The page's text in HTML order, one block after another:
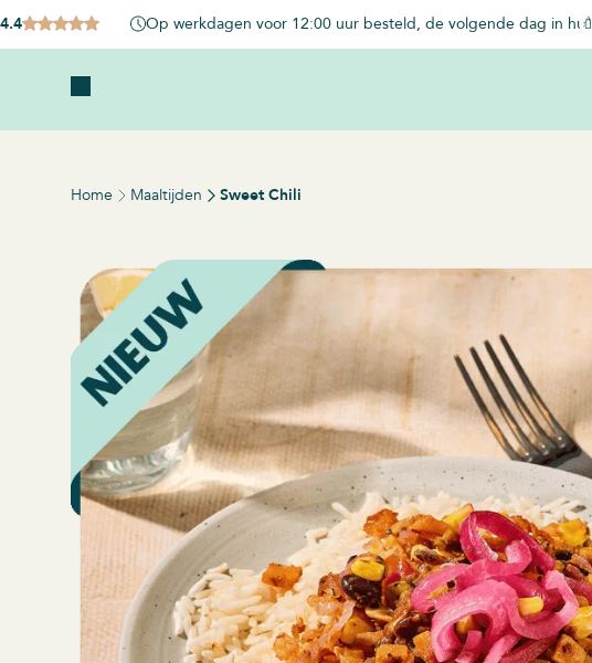
4.4 Op werkdagen voor 12:00 uur besteld, de volgende dag in huis
Home Maaltijden Sweet Chili